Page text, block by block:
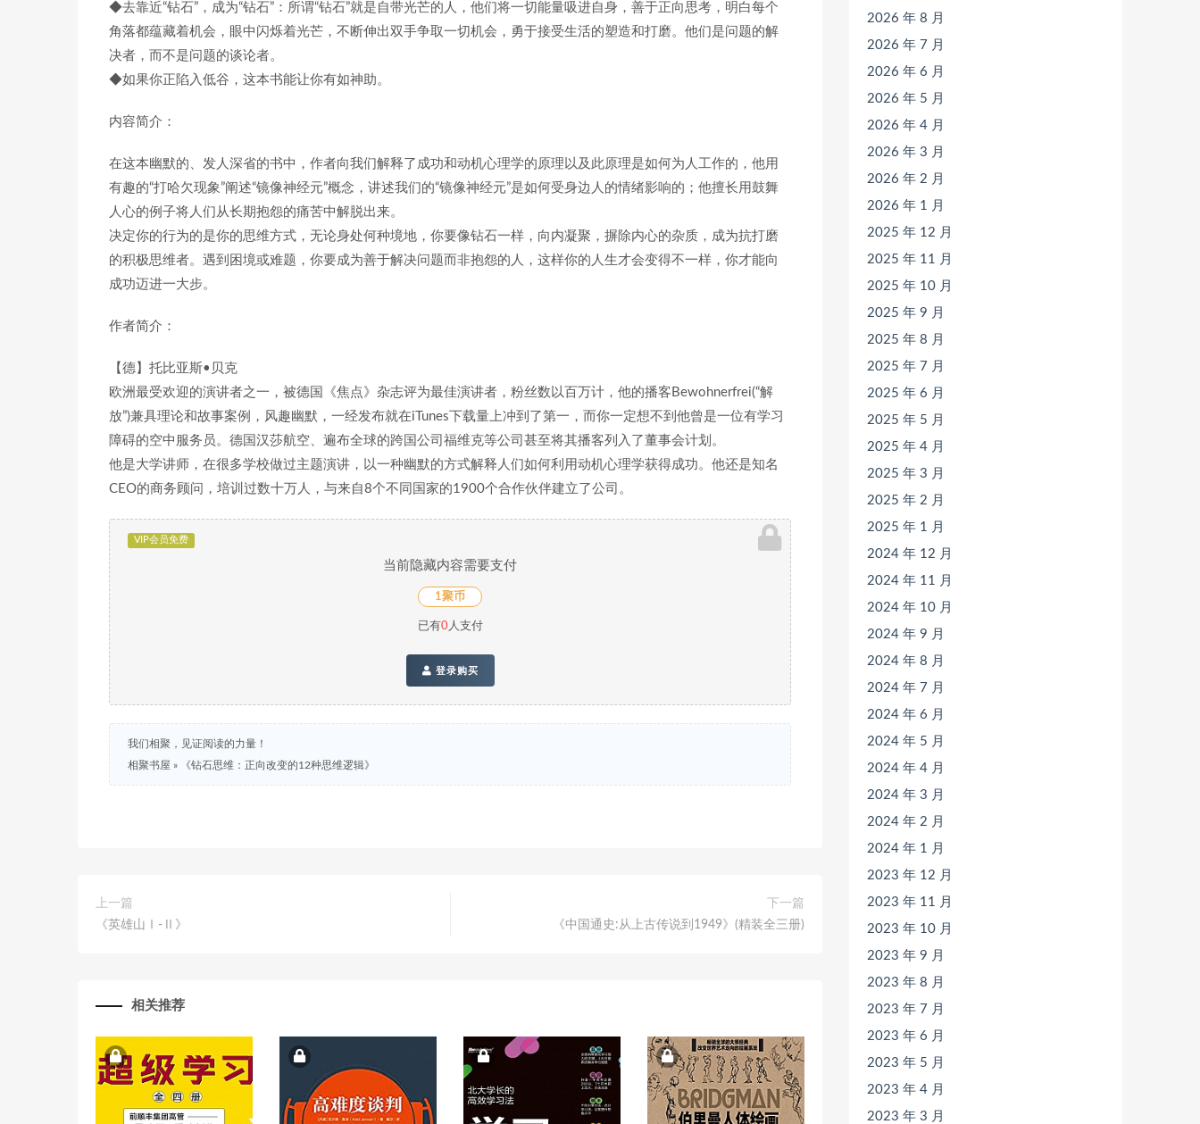
◆去靠近“钻石”，成为“钻石”：所谓“钻石”就是自带光芒的人，他们将一切能量吸进自身，善于正向思考，明白每个
角落都蕴藏着机会，眼中闪烁着光芒，不断伸出双手争取一切机会，勇于接受生活的塑造和打磨。他们是问题的解
决者，而不是问题的谈论者。
◆如果你正陷入低谷，这本书能让你有如神助。
内容简介：
在这本幽默的、发人深省的书中，作者向我们解释了成功和动机心理学的原理以及此原理是如何为人工作的，他用
有趣的“打哈欠现象”阐述“镜像神经元”概念，讲述我们的“镜像神经元”是如何受身边人的情绪影响的；他擅长用鼓舞
人心的例子将人们从长期抱怨的痛苦中解脱出来。
决定你的行为的是你的思维方式，无论身处何种境地，你要像钻石一样，向内凝聚，摒除内心的杂质，成为抗打磨
的积极思维者。遇到困境或难题，你要成为善于解决问题而非抱怨的人，这样你的人生才会变得不一样，你才能向
成功迈进一大步。
作者简介：
【德】托比亚斯•贝克
欧洲最受欢迎的演讲者之一，被德国《焦点》杂志评为最佳演讲者，粉丝数以百万计，他的播客Bewohnerfrei(“解
放”)兼具理论和故事案例，风趣幽默，一经发布就在iTunes下载量上冲到了第一，而你一定想不到他曾是一位有学习
障碍的空中服务员。德国汉莎航空、遍布全球的跨国公司福维克等公司甚至将其播客列入了董事会计划。
他是大学讲师，在很多学校做过主题演讲，以一种幽默的方式解释人们如何利用动机心理学获得成功。他还是知名
CEO的商务顾问，培训过数十万人，与来自8个不同国家的1900个合作伙伴建立了公司。
VIP会员免费
当前隐藏内容需要支付
1聚币
已有0人支付
登录购买
我们相聚，见证阅读的力量！
相聚书屋 » 《钻石思维：正向改变的12种思维逻辑》
上一篇
《英雄山Ⅰ-Ⅱ》
下一篇
《中国通史:从上古传说到1949》(精装全三册)
相关推荐
2026 年 8 月
2026 年 7 月
2026 年 6 月
2026 年 5 月
2026 年 4 月
2026 年 3 月
2026 年 2 月
2026 年 1 月
2025 年 12 月
2025 年 11 月
2025 年 10 月
2025 年 9 月
2025 年 8 月
2025 年 7 月
2025 年 6 月
2025 年 5 月
2025 年 4 月
2025 年 3 月
2025 年 2 月
2025 年 1 月
2024 年 12 月
2024 年 11 月
2024 年 10 月
2024 年 9 月
2024 年 8 月
2024 年 7 月
2024 年 6 月
2024 年 5 月
2024 年 4 月
2024 年 3 月
2024 年 2 月
2024 年 1 月
2023 年 12 月
2023 年 11 月
2023 年 10 月
2023 年 9 月
2023 年 8 月
2023 年 7 月
2023 年 6 月
2023 年 5 月
2023 年 4 月
2023 年 3 月